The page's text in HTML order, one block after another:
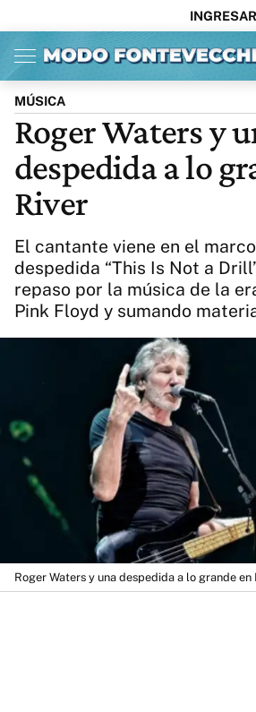
INGRESAR
Inicio Ahora
Política
Ciencia
Cultura
Arte
Internacional
CARAS
Exitoina
Videos
Business
Exitoina
Gaming
Diario del Juicio
Actualidad
MÚSICA
Roger Waters y
despedida a lo
River
El cantante viene en el
despedida “This Is Not a
repaso por la música de la
Pink Floyd y sumando
Roger Waters y una despedida a lo grande en